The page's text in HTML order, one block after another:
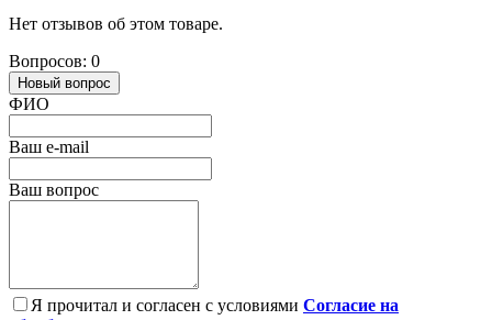
Нет отзывов об этом товаре.
Вопросов: 0
Новый вопрос
ФИО
Ваш e-mail
Ваш вопрос
Я прочитал и согласен с условиями Согласие на